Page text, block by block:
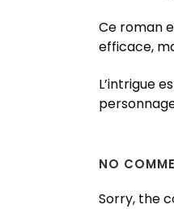
Ce roman
efficace,
L’intrigue
NO
Sorry, the